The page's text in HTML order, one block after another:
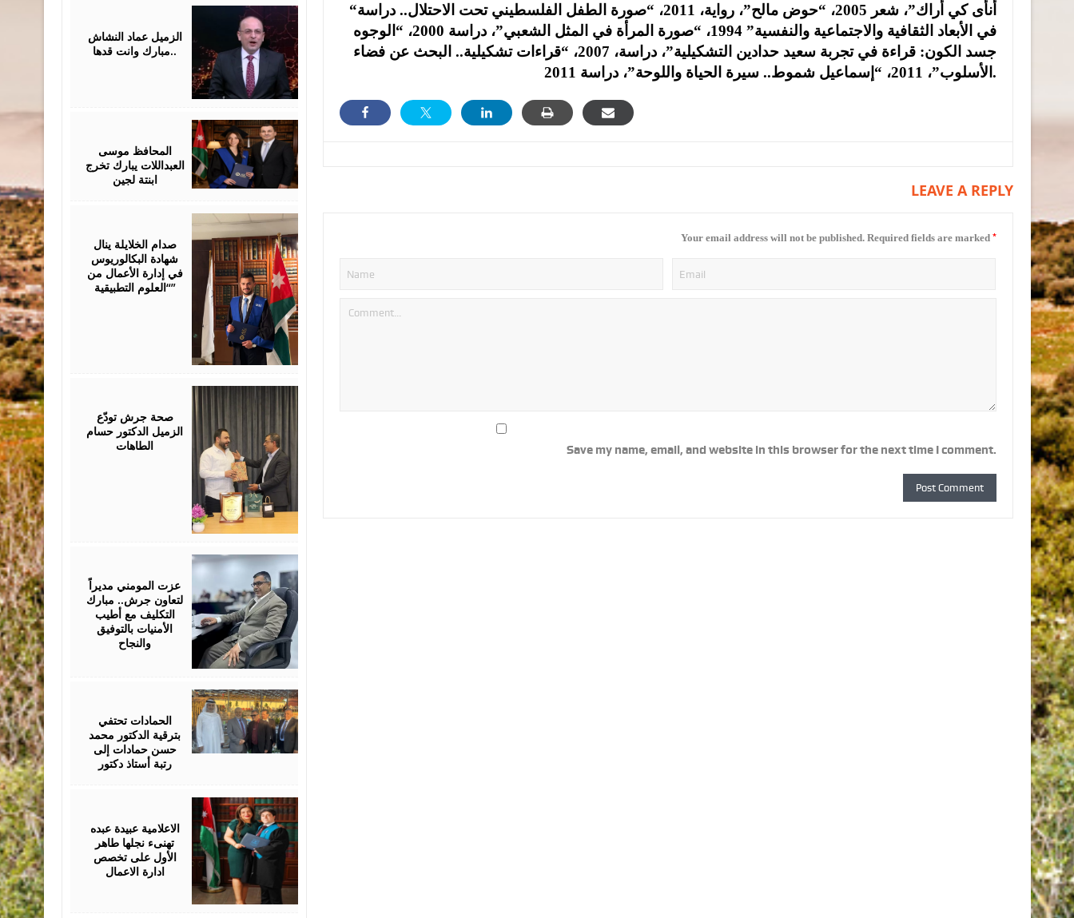
“أنأى كي أراك”، شعر 2005، “حوض مالح”، رواية، 2011، “صورة الطفل الفلسطيني تحت الاحتلال.. دراسة
في الأبعاد الثقافية والاجتماعية والنفسية” 1994، “صورة المرأة في المثل الشعبي”، دراسة 2000، “الوجوه
جسد الكون: قراءة في تجربة سعيد حدادين التشكيلية”، دراسة، 2007، “قراءات تشكيلية.. البحث عن فضاء
الأسلوب”، 2011، “إسماعيل شموط.. سيرة الحياة واللوحة”، دراسة 2011.
LEAVE A REPLY
Your email address will not be published. Required fields are marked *
Save my name, email, and website in this browser for the next time I comment.
الزميل عماد النشاش
..مبارك وانت قدها
المحافظ موسى
العبداللات يبارك تخرج
ابنتة لجين
صدام الخلايلة ينال
شهادة البكالوريوس
في إدارة الأعمال من
“العلوم التطبيقية”
صحة جرش تودّع
الزميل الدكتور حسام
الطاهات
عزت المومني مديراً
لتعاون جرش.. مبارك
التكليف مع أطيب
الأمنيات بالتوفيق
والنجاح
2026
الحمادات تحتفي
بترقية الدكتور محمد
حسن حمادات إلى
رتبة أستاذ دكتور
الاعلامية عبيدة عبده
تهنىء نجلها طاهر
الأول على تخصص
ادارة الاعمال